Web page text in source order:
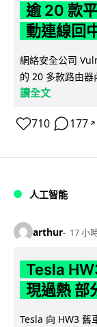
逾 20 款
動連線回
網絡安全公司
的 20 多款路由
讀全文
710 177 ↗
人工智能
arthur 17 小
Tesla
現過熱 部
Tesla 向 HW3 舊